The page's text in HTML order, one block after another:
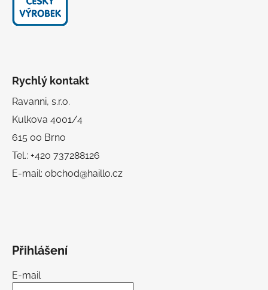
Rychlý kontakt
Ravanni, s.r.o.
Kulkova 4001/4
615 00 Brno
Tel.: +420 737288126
E-mail: obchod@haillo.cz
Přihlášení
E-mail